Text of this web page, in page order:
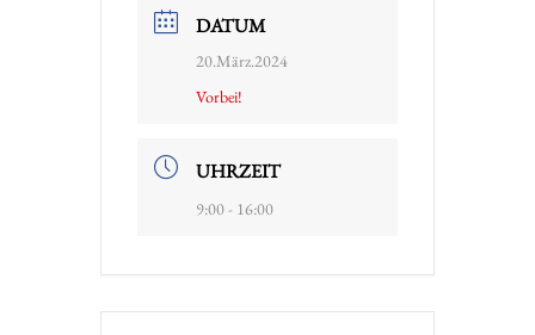
DATUM
20.März.2024
Vorbei!
UHRZEIT
9:00 - 16:00